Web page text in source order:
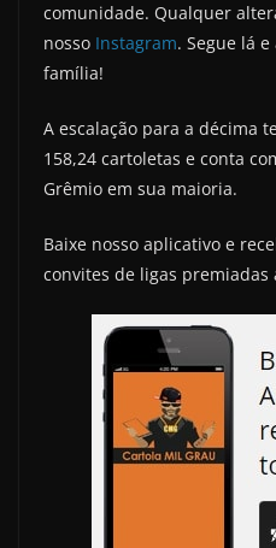
comunidade. Qualquer
nosso Instagram. Segue lá
família!
A escalação para a décima
158,24 cartoletas e conta
Grêmio em sua maioria.
Baixe nosso aplicativo e
convites de ligas